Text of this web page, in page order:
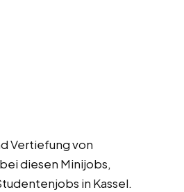
Vertiefung von
diesen Minijobs,
in Kassel.